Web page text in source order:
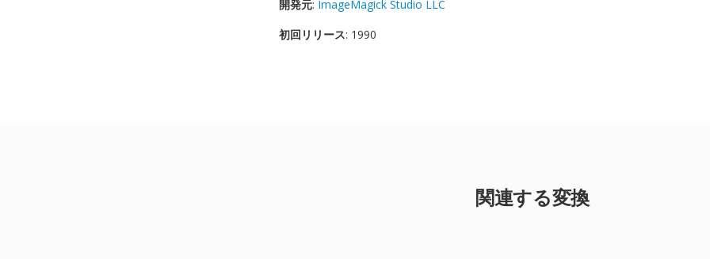
開発元: ImageMagick Studio LLC
初回リリース: 1990
関連する変換